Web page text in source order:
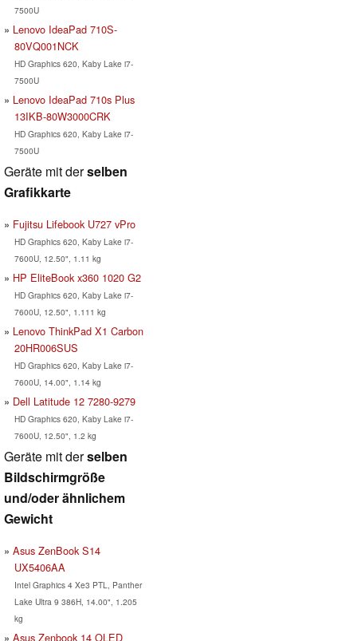
7500U
Lenovo IdeaPad 710S-
80VQ001NCK
HD Graphics 620, Kaby Lake i7-
7500U
Lenovo IdeaPad 710s Plus
13IKB-80W3000CRK
HD Graphics 620, Kaby Lake i7-
7500U
Geräte mit derselben
Grafikkarte
Fujitsu Lifebook U727 vPro
HD Graphics 620, Kaby Lake i7-
7600U, 12.50", 1.11 kg
HP EliteBook x360 1020 G2
HD Graphics 620, Kaby Lake i7-
7600U, 12.50", 1.111 kg
Lenovo ThinkPad X1 Carbon
20HR006SUS
HD Graphics 620, Kaby Lake i7-
7600U, 14.00", 1.14 kg
Dell Latitude 12 7280-9279
HD Graphics 620, Kaby Lake i7-
7600U, 12.50", 1.2 kg
Geräte mit derselben
Bildschirmgröße
und/oder ähnlichem
Gewicht
Asus ZenBook S14
UX5406AA
Intel Graphics 4 Xe3 PTL, Panther
Lake Ultra 9 386H, 14.00", 1.205
kg
Asus Zenbook 14 OLED